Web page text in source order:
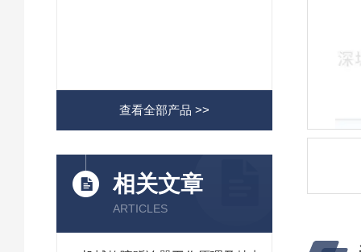
查看全部产品 >>
相关文章
ARTICLES